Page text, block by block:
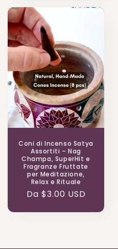
Coni di Incenso Satya
Assortiti – Nag
Champa, SuperHit e
Fragranze Fruttate
per Meditazione,
Relax e Rituale
Prezzo
Da $3.00 USD